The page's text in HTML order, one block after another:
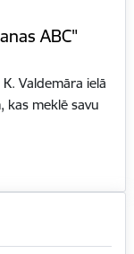
ABC"
Valdemāra ielā
kas meklē savu